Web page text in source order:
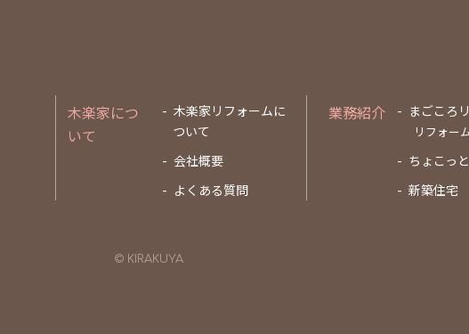
木楽家につ
いて
木楽家リフォームに
ついて
会社概要
よくある質問
業務紹介 まごころ
リフォー
ちょこっ
新築住宅
© KIRAKUYA